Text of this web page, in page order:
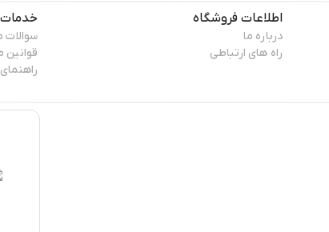
اطلاعات فروشگاه
درباره ما
راه های ارتباطی
سوالات